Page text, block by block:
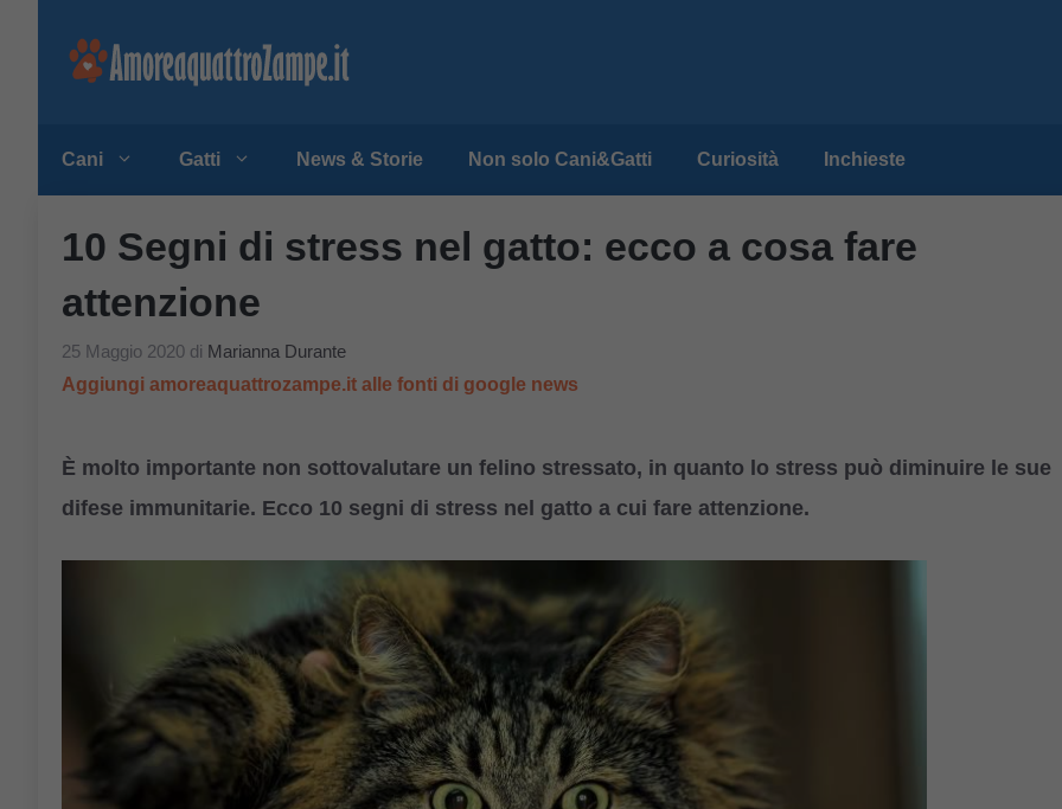
Cani Gatti News & Storie Non solo Cani&Gatti Curiosità Inchieste
10 Segni di stress nel gatto: ecco a cosa fare
attenzione
25 Maggio 2020 di Marianna Durante
Aggiungi amoreaquattrozampe.it alle fonti di google news
È molto importante non sottovalutare un felino stressato, in quanto lo stress può diminuire le sue
difese immunitarie. Ecco 10 segni di stress nel gatto a cui fare attenzione.